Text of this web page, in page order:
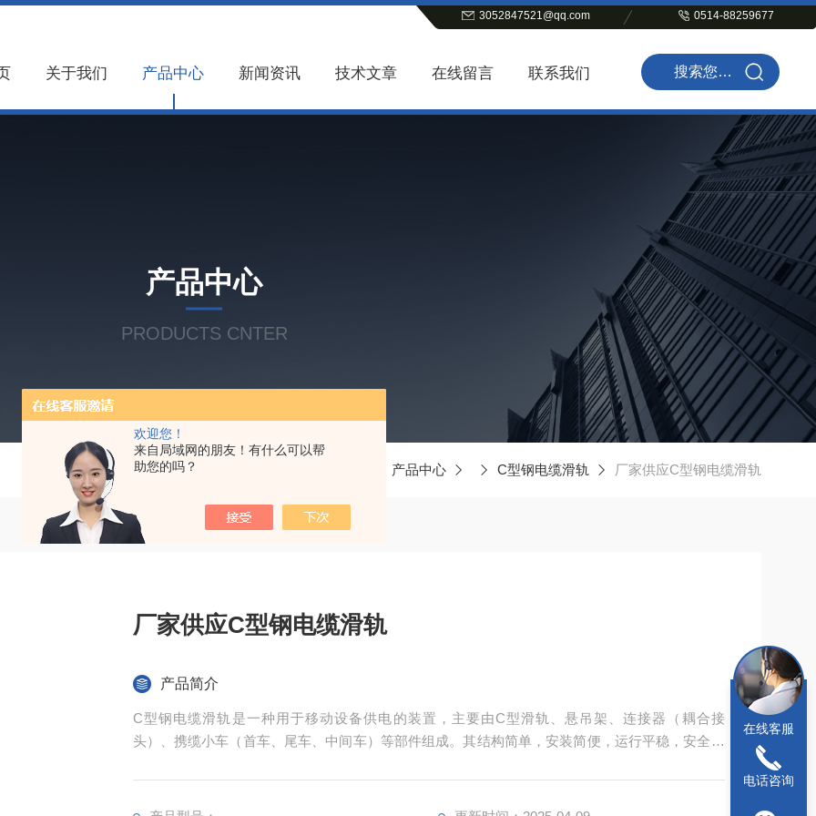
欢迎您！
来自局域网的朋友！有什么可以帮
助您的吗？
3052847521@qq.com 0514-88259677
关于我们 产品中心 新闻资讯 技术文章 在线留言 联系我们
产品中心
PRODUCTS CNTER
产品中心 C型钢电缆滑轨 厂家供应C型钢电缆滑轨
厂家供应C型钢电缆滑轨
产品简介
C型钢电缆滑轨‌是一种用于移动设备供电的装置，主要由C型滑轨、悬吊架、连接器（耦合接
头）、携缆小车（首车、尾车、中间车）等部件组成。其结构简单，安装简便，运行平稳，安全可
在线客服
电话咨询